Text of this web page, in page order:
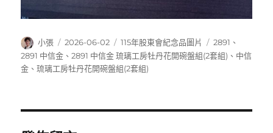
作
者
小張
發
佈
日
2026-06-02
分
類
115年股東會紀念品圖片
標
籤
2891 、
2891 中信金 、2891 中信金 琉璃工房牡丹花開碗盤組(2套組) 、 中信
金 、琉璃工房牡丹花開碗盤組(2套組)